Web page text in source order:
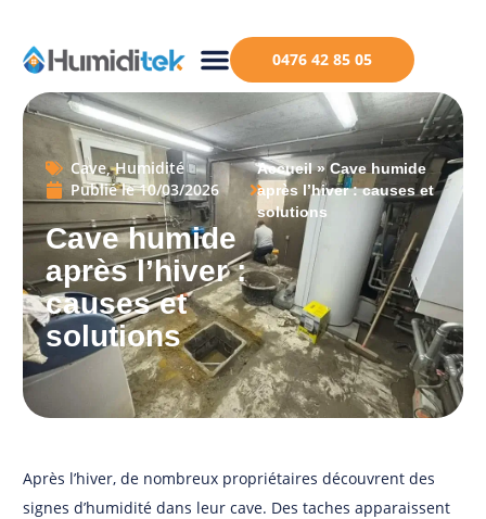
0476 42 85 05
Cave,Humidité
Publié le10/03/2026
Accueil»Cave humide
après l’hiver : causes et
solutions
Cave humide
après l’hiver :
causes et
solutions
Après l’hiver, de nombreux propriétaires découvrent des
signes d’humidité dans leur cave. Des taches apparaissent